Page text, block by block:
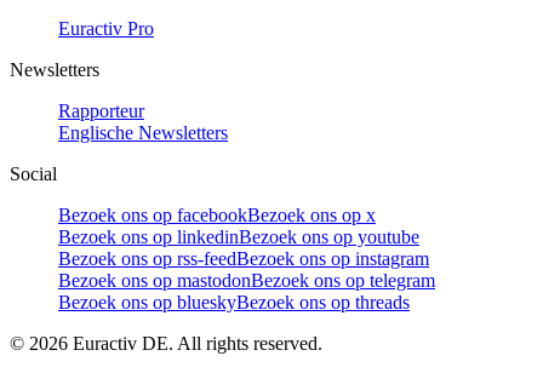
Euractiv Pro
Newsletters
Rapporteur
Englische Newsletters
Social
Bezoek ons op facebookBezoek ons op x
Bezoek ons op linkedinBezoek ons op youtube
Bezoek ons op rss-feedBezoek ons op instagram
Bezoek ons op mastodonBezoek ons op telegram
Bezoek ons op blueskyBezoek ons op threads
© 2026 Euractiv DE. All rights reserved.